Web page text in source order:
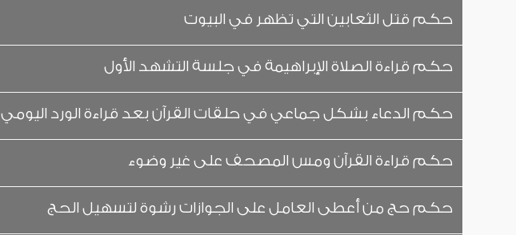
حكم قتل الثعابين التي تظهر في البيوت
حكم قراءة الصلاة الإبراهيمة في جلسة التشهد الأول
حكم الدعاء بشكل جماعي في حلقات القرآن بعد قراءة الورد اليومي
حكم قراءة القرآن ومس المصحف على غير وضوء
حكم حج من أعطى العامل على الجوازات رشوة لتسهيل الحج